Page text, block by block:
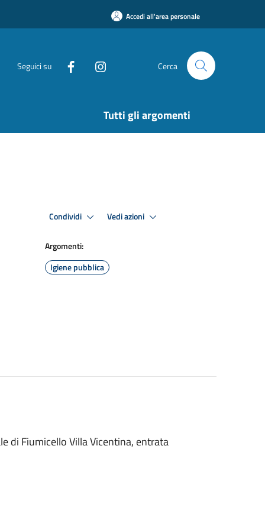
Accedi all'area personale
Seguici su Cerca
Tutti gli argomenti
Condividi Vedi azioni
Argomenti:
Igiene pubblica
di Fiumicello Villa Vicentina, entrata